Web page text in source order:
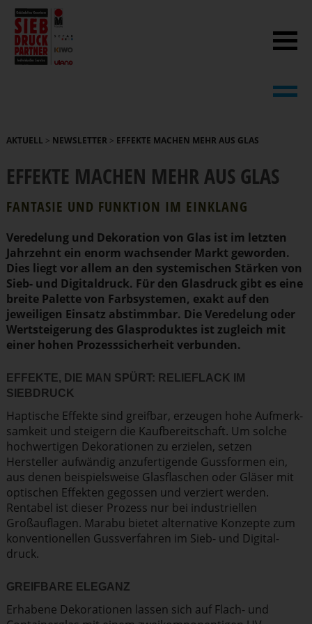
AKTUELL > NEWSLETTER > EFFEKTE MACHEN MEHR AUS GLAS
EFFEKTE MACHEN MEHR AUS GLAS
FANTASIE UND FUNKTION IM EINKLANG
Veredelung und Dekoration von Glas ist im letzten
Jahrzehnt ein enorm wachsender Markt geworden.
Dies liegt vor allem an den syste­mi­schen Stärken von
Sieb- und Digital­druck. Für den Glasdruck gibt es eine
breite Palette von Farbsys­temen, exakt auf den
jeweiligen Einsatz abstimmbar. Die Veredelung oder
Wertstei­gerung des Glaspro­duktes ist zugleich mit
einer hohen Prozess­si­cherheit verbunden.
EFFEKTE, DIE MAN SPÜRT: RELIEFLACK IM
SIEBDRUCK
Haptische Effekte sind greifbar, erzeugen hohe Aufmerk­
samkeit und steigern die Kaufbe­reit­schaft. Um solche
hochwer­tigen Dekora­tionen zu erzielen, setzen
Hersteller aufwändig anzufer­ti­gende Gussformen ein,
aus denen beispiels­weise Glasfla­schen oder Gläser mit
optischen Effekten gegossen und verziert werden.
Rentabel ist dieser Prozess nur bei indus­tri­ellen
Großauf­lagen. Marabu bietet alternative Konzepte zum
konven­tio­nellen Gussver­fahren im Sieb- und Digital­
druck.
GREIFBARE ELEGANZ
Erhabene Dekora­tionen lassen sich auf Flach- und